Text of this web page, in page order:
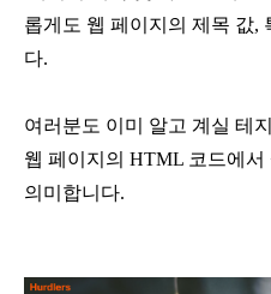
롭게도 웹 페이지의 제목 값,
다.
여러분도 이미 알고 계실 테
웹 페이지의 HTML 코드에서
의미합니다.